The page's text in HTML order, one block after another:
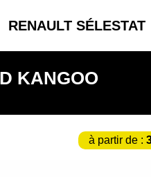
RENAULT SÉLESTAT
KANGOO
à partir de :